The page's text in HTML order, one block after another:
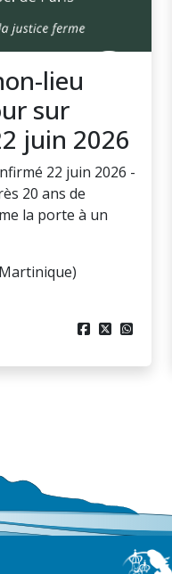
lieu
sur
juin 2026
22 juin 2026 -
20 ans de
la porte à un
  